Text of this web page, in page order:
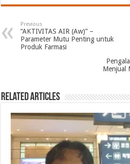
Previous
“AKTIVITAS AIR (Aw)” –
Parameter Mutu Penting untuk
Produk Farmasi
Menjual
Related Articles